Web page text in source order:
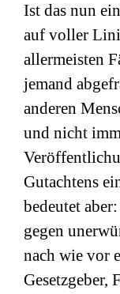
Ist das nun
auf voller
allermeisten
jemand
anderen
und nicht
Gutachtens
bedeutet
gegen
nach wie vor
Gesetzgeber,